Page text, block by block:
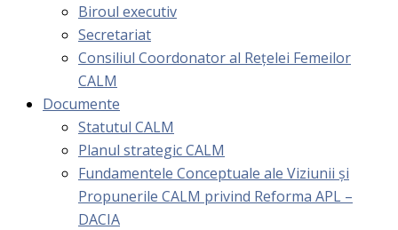
Biroul executiv
Secretariat
Consiliul Coordonator al Rețelei Femeilor
CALM
Documente
Statutul CALM
Planul strategic CALM
Fundamentele Conceptuale ale Viziunii și
Propunerile CALM privind Reforma APL –
DACIA